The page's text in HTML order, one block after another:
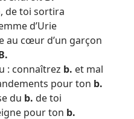
de toi sortira
d’Urie
au cœur d’un garçon
: connaîtrez b. et mal
pour ton b.
du b. de toi
pour ton b.